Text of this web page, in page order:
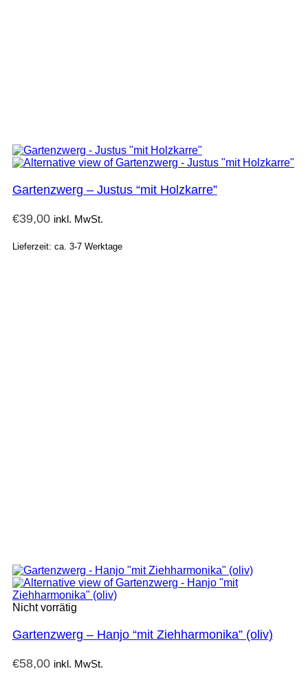
Gartenzwerg – Justus “mit Holzkarre”
€39,00 inkl. MwSt.
Lieferzeit: ca. 3-7 Werktage
Nicht vorrätig
Gartenzwerg – Hanjo “mit Ziehharmonika” (oliv)
€58,00 inkl. MwSt.